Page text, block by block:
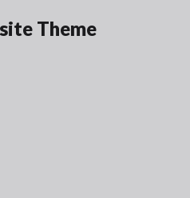
Theme